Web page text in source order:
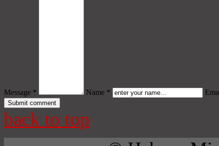
Message * Name *
back to top